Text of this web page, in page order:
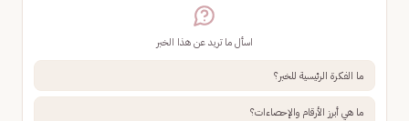
اسأل ما تريد عن هذا الخبر
ما الفكرة الرئيسية للخبر؟
ما هي أبرز الأرقام والإحصاءات؟